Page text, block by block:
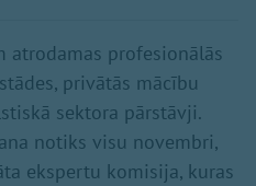
atrodamas profesionālās
privātās mācību
sektora pārstāvji.
notiks visu novembri,
ekspertu komisija, kuras